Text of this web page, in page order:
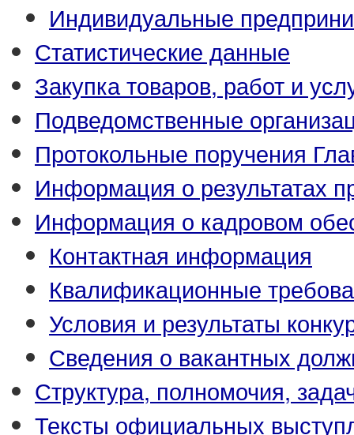
Индивидуальные
Статистические данные
Закупка товаров, работ и
Подведомственные
Протокольные поручения
Информация о результатах
Информация о кадровом
Контактная информация
Квалификационные
Условия и результаты
Сведения о вакантных
Структура, полномочия,
Тексты официальных